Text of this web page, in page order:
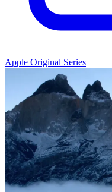
Apple Original Series